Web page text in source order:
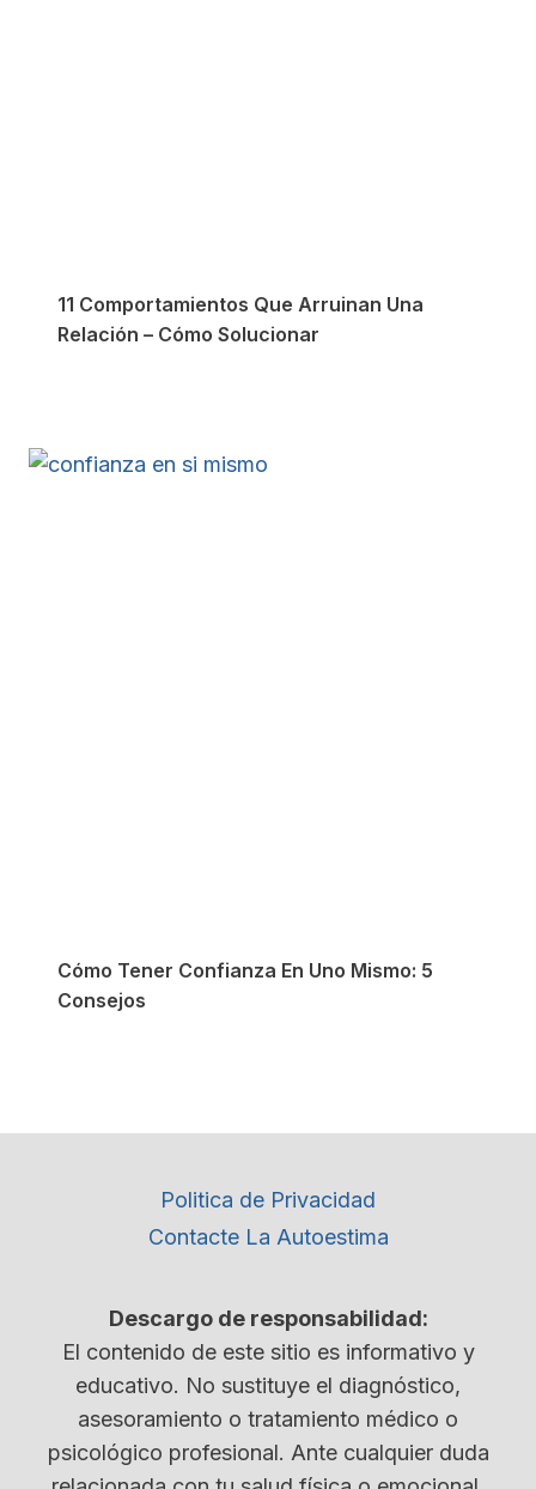
11 Comportamientos Que Arruinan Una
Relación – Cómo Solucionar
Cómo Tener Confianza En Uno Mismo: 5
Consejos
Politica de Privacidad
Contacte La Autoestima
Descargo de responsabilidad:
El contenido de este sitio es informativo y
educativo. No sustituye el diagnóstico,
asesoramiento o tratamiento médico o
psicológico profesional. Ante cualquier duda